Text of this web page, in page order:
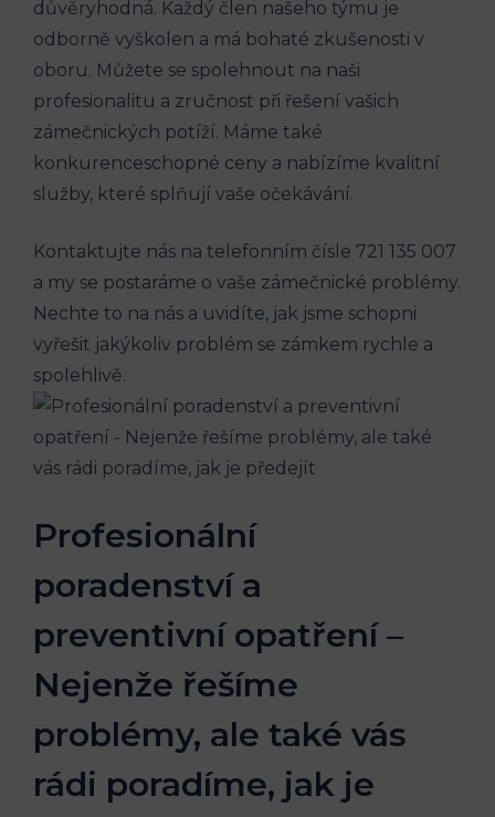
důvěryhodná. Každý člen našeho týmu je
odborně vyškolen a má bohaté zkušenosti v
oboru. Můžete se spolehnout na naši
profesionalitu a zručnost při řešení vašich
zámečnických potíží. Máme také
konkurenceschopné ceny a nabízíme kvalitní
služby, které splňují vaše očekávání.
Kontaktujte nás na telefonním čísle 721 135 007
a my se postaráme o vaše zámečnické problémy.
Nechte to na nás a uvidíte, jak jsme schopni
vyřešit jakýkoliv problém se zámkem rychle a
spolehlivě.
Profesionální
poradenství a
preventivní opatření –
Nejenže řešíme
problémy, ale také vás
rádi poradíme, jak je